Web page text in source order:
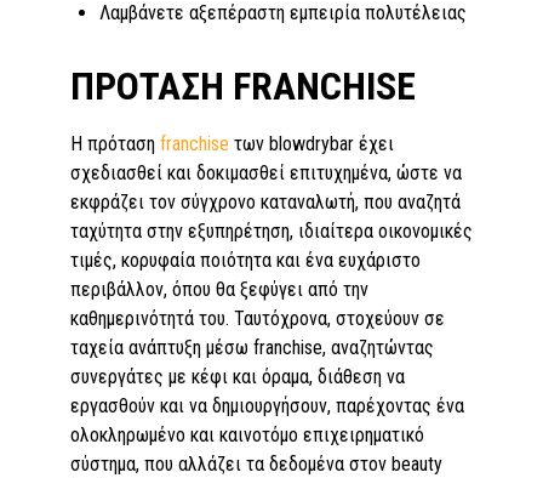
Λαμβάνετε αξεπέραστη εμπειρία πολυτέλειας
ΠΡΟΤΑΣΗ FRANCHISE
Η πρόταση franchise των blowdrybar έχει
σχεδιασθεί και δοκιμασθεί επιτυχημένα, ώστε να
εκφράζει τον σύγχρονο καταναλωτή, που αναζητά
ταχύτητα στην εξυπηρέτηση, ιδιαίτερα οικονομικές
τιμές, κορυφαία ποιότητα και ένα ευχάριστο
περιβάλλον, όπου θα ξεφύγει από την
καθημερινότητά του. Ταυτόχρονα, στοχεύουν σε
ταχεία ανάπτυξη μέσω franchise, αναζητώντας
συνεργάτες με κέφι και όραμα, διάθεση να
εργασθούν και να δημιουργήσουν, παρέχοντας ένα
ολοκληρωμένο και καινοτόμο επιχειρηματικό
σύστημα, που αλλάζει τα δεδομένα στον beauty